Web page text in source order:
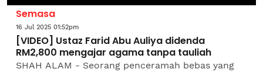
Semasa
16 Jul 2025 01:52pm
[VIDEO] Ustaz Farid Abu Auliya didenda
RM2,800 mengajar agama tanpa tauliah
SHAH ALAM - Seorang penceramah bebas yang